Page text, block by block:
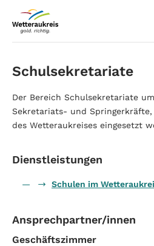
Schulsekretariate
Der Bereich Schulsekretariate
Sekretariats- und
des Wetteraukreises eingesetzt
Dienstleistungen
Schulen im
Ansprechpartner/innen
Geschäftszimmer